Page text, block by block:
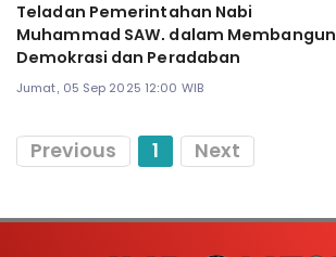
Teladan Pemerintahan Nabi
Muhammad SAW. dalam Membangun
Demokrasi dan Peradaban
Jumat, 05 Sep 2025 12:00 WIB
Previous 1 Next